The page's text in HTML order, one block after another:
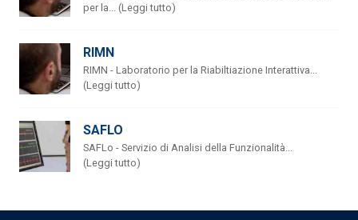
per la... (Leggi tutto)
RIMN
RIMN - Laboratorio per la Riabiltiazione Interattiva...
(Leggi tutto)
SAFLO
SAFLo - Servizio di Analisi della Funzionalità...
(Leggi tutto)